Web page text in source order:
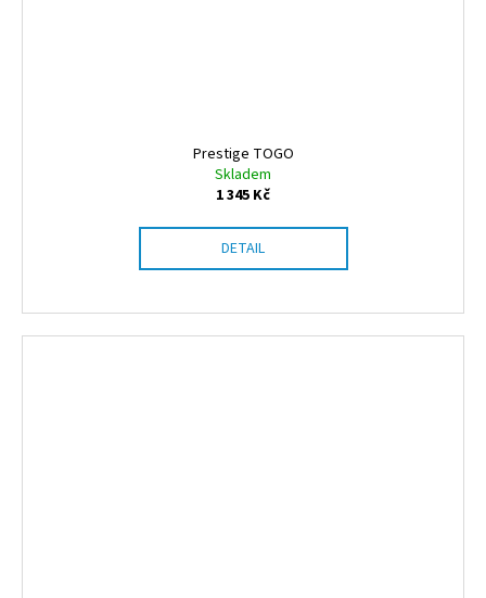
Prestige TOGO
Skladem
1 345 Kč
DETAIL